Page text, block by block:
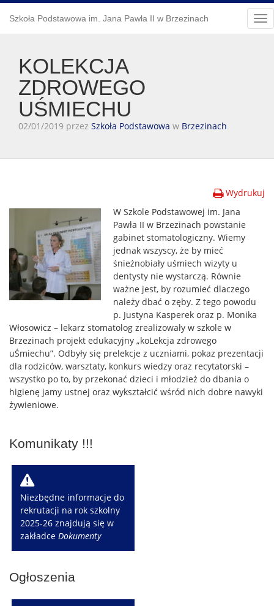
Szkoła Podstawowa im. Jana Pawła II w Brzezinach
KOLEKCJA
ZDROWEGO
UŚMIECHU
02/01/2019 przez Szkoła Podstawowa w Brzezinach
Wydrukuj
W Szkole Podstawowej im. Jana
Pawła II w Brzezinach powstanie
gabinet stomatologiczny. Wiemy
jednak wszyscy, że by mieć
śnieżnobiały uśmiech wizyty u
dentysty nie wystarczą. Równie
ważne jest, by rozumieć dlaczego
należy dbać o zęby. Z tego powodu
p. Justyna Kasperek oraz p. Monika
Włosowicz – lekarz stomatolog zrealizowały w szkole w
Brzezinach projekt edukacyjny „koLekcja zdrowego
uŚmiechu”. Odbyły się prelekcje z uczniami, pokaz prezentacji
dla rodziców, warsztaty, konkurs wiedzy oraz recytatorski –
wszystko po to, by przekonać dzieci i młodzież do dbania o
higienę jamy ustnej oraz wykształcić wśród nich dobre nawyki
żywieniowe.
Komunikaty !!!
W
Niezbędne informacje do
rekrutacji na rok szkolny
2025-26 znajdują się w
zakładceDokumenty
Ogłoszenia